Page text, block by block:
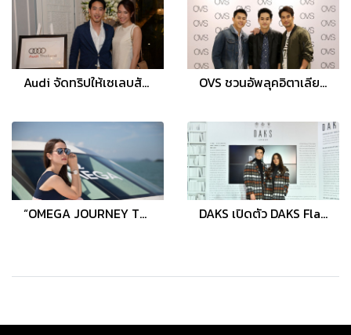
Audi จัดทริปให้เซเลบสัมผัสอาวดี้รุ่นพิเศษใน “อาวดี้ เอ็กซ์คลูซีฟ ไดรฟ์วิ่ง เอ็กซ์พีเรียนซ์ แอท หัวหิน” OVS ชวนอัพลุคอิตาเลียนสไตล์ สุดชิคในราคากันเอง พร้อมเปิดแฟล็กชิพ สโตร์ ที่เมกาบางนา
“OMEGA JOURNEY TO AQUA TERRA” เอ็กซ์คลูซีฟทริปส่งท้ายปี เผยโฉมคอลเลคชั่น Seamaster Aqua Terra DAKS เปิดตัว DAKS Flagship Store โฉมใหม่ พร้อมคอลเลกชั่นพิเศษฉลองวาระครบรอบ 125 ปี